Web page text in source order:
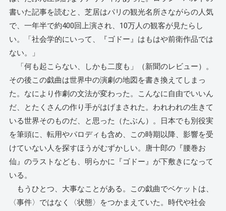
書いた記事を読むと、芝居はパリの観光名所さながらの人気
で、一年半で約400回上演され、10万人の観客が見たらし
い。「社会学的にいって、『ゴドー』はもはや前衛作品では
ない。」
「何も起こらない、しかも二度も」（新聞のレビュー）。
その後この戯曲は世界中の演劇の地図を書き換えてしまっ
た。なにより作劇の文法が変わった。こんなに自由でいいん
だ、とたくさんの作り手がはげまされた。われわれの生きて
いる世界そのものだ、と思った（たぶん）。日本でも別役実
を筆頭に、転用やパロディも含め、この時期以降、影響を受
けていない人を探すほうがむずかしい。唐十郎の『腰巻お
仙』のラストなども、明らかに『ゴドー』が下敷きになって
いる。
もうひとつ、大事なことがある。この戯曲でベケットは、
〈事件〉ではなく〈状態〉をつかまえていた。時代や社会